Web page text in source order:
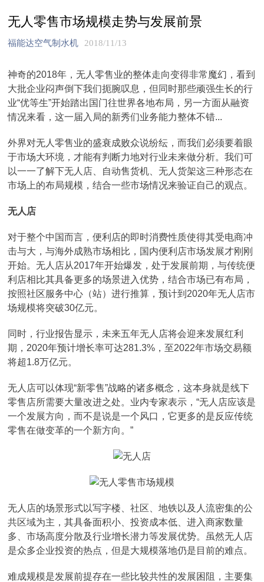
无人零售市场规模走势与发展前景
福能达空气制水机 2018/11/13
神奇的2018年，无人零售业的整体走向变得非常魔幻，看到
大批企业闷声倒下我们扼腕叹息，但同时那些顽强生长的行
业“优等生”开始踏出国门往世界各地布局，另一方面从融资
情况来看，这一届入局的新秀们业务能力整体不错...
外界对无人零售业的盛衰成败众说纷纭，而我们必须要着眼
于市场大环境，才能有判断力地对行业未来做分析。我们可
以一一了解下无人店、自动售货机、无人货架这三种形态在
市场上的布局规模，结合一些市场情况来验证自己的观点。
无人店
对于整个中国而言，便利店的即时消费性质使得其受电商冲
击与大，与海外成熟市场相比，国内便利店市场发展才刚刚
开始。无人店从2017年开始爆发，处于发展前期，与传统便
利店相比其具备更多的场景进入优势，结合市场已有布局，
按照社区服务中心（站）进行推算，预计到2020年无人店市
场规模将突破30亿元。
同时，行业报告显示，未来五年无人店将会迎来发展红利
期，2020年预计增长率可达281.3%，至2022年市场交易额
将超1.8万亿元。
无人店可以体现“新零售”战略的诸多概念，这本身就是线下
零售店所需要大量改进之处。业内专家表示，“无人店应该是
一个发展方向，而不是说是一个风口，它更多的是反应传统
零售在做变革的一个新方向。”
无人店的场景形式以写字楼、社区、地铁以及人流密集的公
共区域为主，其具备面积小、投资成本低、进入商家数量
多、市场高度分散及行业增长潜力等发展优势。虽然无人店
是众多企业投资的热点，但是大规模落地仍是目前的难点。
难成规模是发展前提存在一些比较共性的发展困阻，主要集